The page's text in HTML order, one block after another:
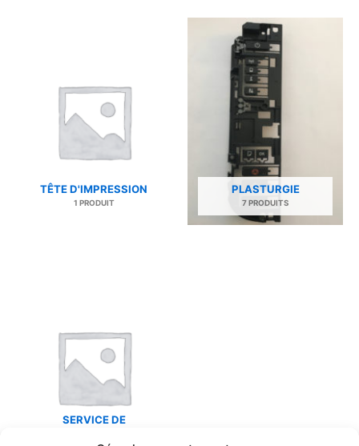
TÊTE D'IMPRESSION
1 PRODUIT
PLASTURGIE
7 PRODUITS
SERVICE DE